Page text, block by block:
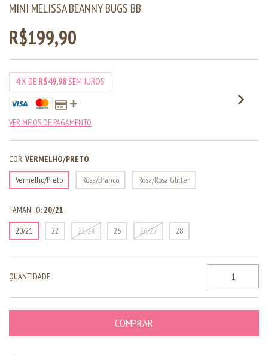
MINI MELISSA BEANNY BUGS BB
R$199,90
4X DE R$49,98SEM JUROS
VER MEIOS DE PAGAMENTO
COR:VERMELHO/PRETO
Vermelho/Preto
Rosa/Branco Rosa/Rosa Glitter
TAMANHO: 20/21
20/21
22 23/24 25 26/27 28
QUANTIDADE